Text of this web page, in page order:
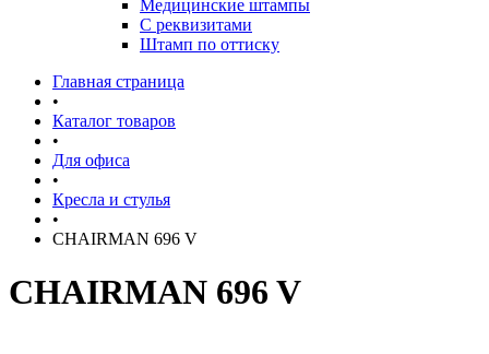
Медицинские штампы
С реквизитами
Штамп по оттиску
Главная страница
•
Каталог товаров
•
Для офиса
•
Кресла и стулья
•
CHAIRMAN 696 V
CHAIRMAN 696 V